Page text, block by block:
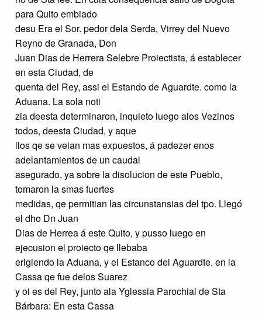
para Quito embiado
desu Era el Sor. pedor dela Serda, Virrey del Nuevo
Reyno de Granada, Don
Juan Dias de Herrera Selebre Proiectista, á establecer
en esta Ciudad, de
quenta del Rey, assi el Estando de Aguardte. como la
Aduana. La sola noti
zia deesta determinaron, inquieto luego alos Vezinos
todos, deesta Ciudad, y aque
llos qe se veian mas expuestos, á padezer enos
adelantamientos de un caudal
asegurado, ya sobre la disolucion de este Pueblo,
tomaron la smas fuertes
medidas, qe permitian las circunstansias del tpo. Llegó
el dho Dn Juan
Dias de Herrea á este Quito, y pusso luego en
ejecusion el proiecto qe llebaba
erigiendo la Aduana, y el Estanco del Aguardte. en la
Cassa qe fue delos Suarez
y oi es del Rey, junto ala Yglessia Parochial de Sta
Bárbara: En esta Cassa